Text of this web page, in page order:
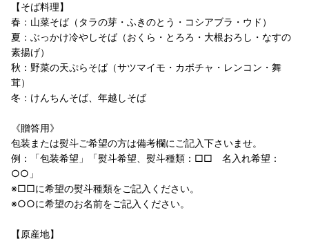
【そば料理】
春：山菜そば（タラの芽・ふきのとう・コシアブラ・ウド）
夏：ぶっかけ冷やしそば（おくら・とろろ・大根おろし・なすの
素揚げ）
秋：野菜の天ぷらそば（サツマイモ・カボチャ・レンコン・舞
茸）
冬：けんちんそば、年越しそば
《贈答用》
包装または熨斗ご希望の方は備考欄にご記入下さいませ。
例：「包装希望」「熨斗希望、熨斗種類：□□ 名入れ希望：
○○」
※□□に希望の熨斗種類をご記入ください。
※○○に希望のお名前をご記入ください。
【原産地】